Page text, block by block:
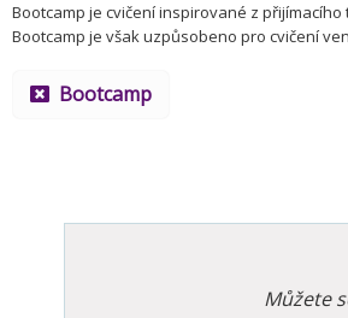
Bootcamp je cvičení inspirované z
Bootcamp je však uzpůsobeno pro cvičení
Bootcamp
Můžete